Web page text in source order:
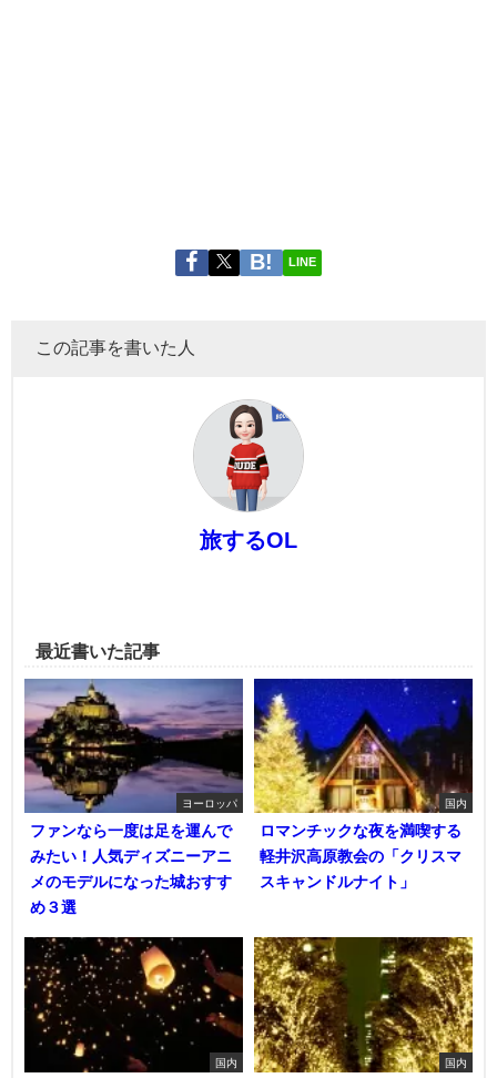
LINE
この記事を書いた人
旅するOL
最近書いた記事
ヨーロッパ
ファンなら一度は足を運んで
みたい！人気ディズニーアニ
メのモデルになった城おすす
め３選
国内
ロマンチックな夜を満喫する
軽井沢高原教会の「クリスマ
スキャンドルナイト」
国内 国内